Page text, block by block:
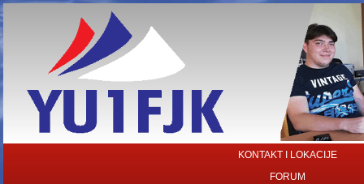
KONTAKT I LOKACIJE
FORUM